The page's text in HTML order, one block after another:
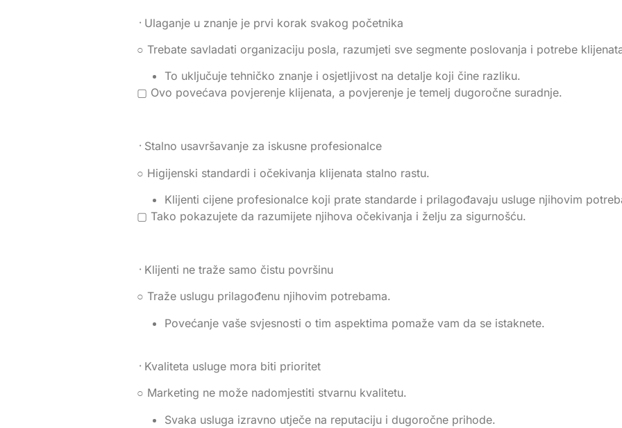
᠂ Ulaganje u znanje je prvi korak svakog početnika
○ Trebate savladati organizaciju posla, razumjeti sve segmente poslovanja i potrebe
To uključuje tehničko znanje i osjetljivost na detalje koji čine razliku.
▢ Ovo povećava povjerenje klijenata, a povjerenje je temelj dugoročne suradnje.
᠂ Stalno usavršavanje za iskusne profesionalce
○ Higijenski standardi i očekivanja klijenata stalno rastu.
Klijenti cijene profesionalce koji prate standarde i prilagođavaju usluge njihovim
▢ Tako pokazujete da razumijete njihova očekivanja i želju za sigurnošću.
᠂ Klijenti ne traže samo čistu površinu
○ Traže uslugu prilagođenu njihovim potrebama.
Povećanje vaše svjesnosti o tim aspektima pomaže vam da se istaknete.
᠂ Kvaliteta usluge mora biti prioritet
○ Marketing ne može nadomjestiti stvarnu kvalitetu.
Svaka usluga izravno utječe na reputaciju i dugoročne prihode.